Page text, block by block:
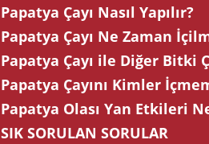
Papatya Çayı Nasıl Yapılır?
Papatya Çayı Ne Zaman
Papatya Çayı ile Diğer Bitki
Papatya Çayını Kimler
Papatya Olası Yan Etkileri
SIK SORULAN SORULAR